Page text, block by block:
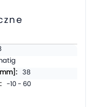
38
-10 - 60